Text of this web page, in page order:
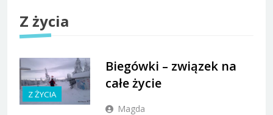
Z życia
Z ŻYCIA
Biegówki – związek na
całe życie
Magda